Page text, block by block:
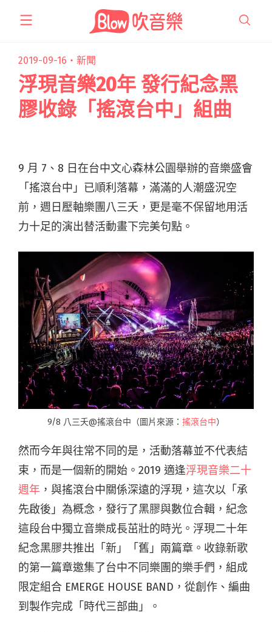
2019-09-16・ 新聞
浮現音樂20年 發行紀念黑
膠收錄「搖滾台中」組曲
9 月 7、8 日在台中文心森林公園舉辦的音樂盛會
「搖滾台中」已順利落幕，滿滿的人潮盛況空
前，週日壓軸樂團八三夭，更是毫不保留地用活
力十足的演出替活動畫下完美句點。
9/8 八三夭@搖滾台中（圖片來源： 搖滾台中）
然而今年與往常不同的是，活動落幕並不代表結
束，而是一個新的開始。2019 適逢浮現音樂二十
週年 ，與搖滾台中關係深遠的浮現，這次以「承
先啟後」為概念，發行了黑膠與數位合輯，紀念
這段台中獨立音樂成長茁壯的時光。浮現二十年
紀念黑膠共推出「新」「舊」兩篇章。收錄新歌
的第一篇章邀集了台中不同樂團的樂手們，組成
限定組合 EMERGE HOUSE BAND，從創作、編曲
到製作完成「時代三部曲」。